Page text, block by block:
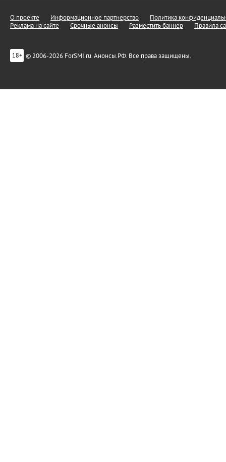
О проекте Информационное партнерство
Политика
Реклама на сайте
Срочные анонсы Разместить баннер Правила
18+ © 2006-2026 ForSMI.ru. Анонсы.РФ. Все права защищены.